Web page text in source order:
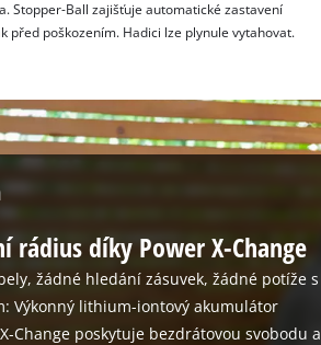
Stopper-Ball zajišťuje automatické zastavení
před poškozením. Hadici lze plynule vytahovat.
rádius díky Power X-Change
žádné hledání zásuvek, žádné potíže s
Výkonný lithium-iontový akumulátor
Change poskytuje bezdrátovou svobodu a